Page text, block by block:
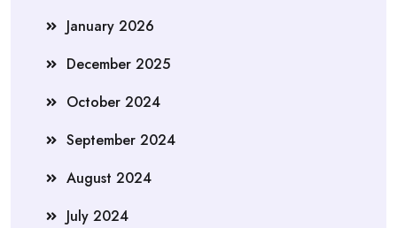
January 2026
December 2025
October 2024
September 2024
August 2024
July 2024